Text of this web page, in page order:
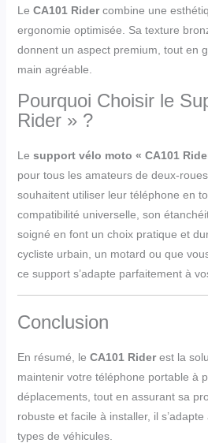
Le CA101 Ridercombine une
ergonomie optimisée. Sa texture
donnent un aspect premium, tout en
main agréable.
Pourquoi Choisir le
Rider » ?
Le support vélo moto « CA101
pour tous les amateurs de deux-
souhaitent utiliser leur téléphone en
compatibilité universelle, son
soigné en font un choix pratique et
cycliste urbain, un motard ou que
ce support s’adapte parfaitement à
Conclusion
En résumé, le CA101 Riderest la
maintenir votre téléphone portable à
déplacements, tout en assurant sa
robuste et facile à installer, il
types de véhicules.